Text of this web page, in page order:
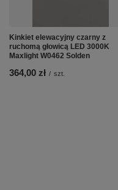
Kinkiet elewacyjny czarny z
ruchomą głowicą LED 3000K
Maxlight W0462 Solden
364,00 zł / szt.